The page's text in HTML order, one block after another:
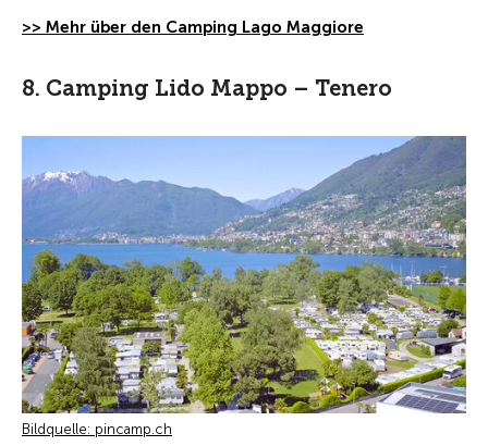
>> Mehr über den Camping Lago Maggiore
8. Camping Lido Mappo – Tenero
Bildquelle: pincamp.ch